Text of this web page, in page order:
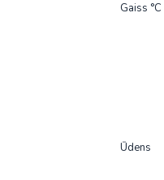
Gaiss °C
Ūdens